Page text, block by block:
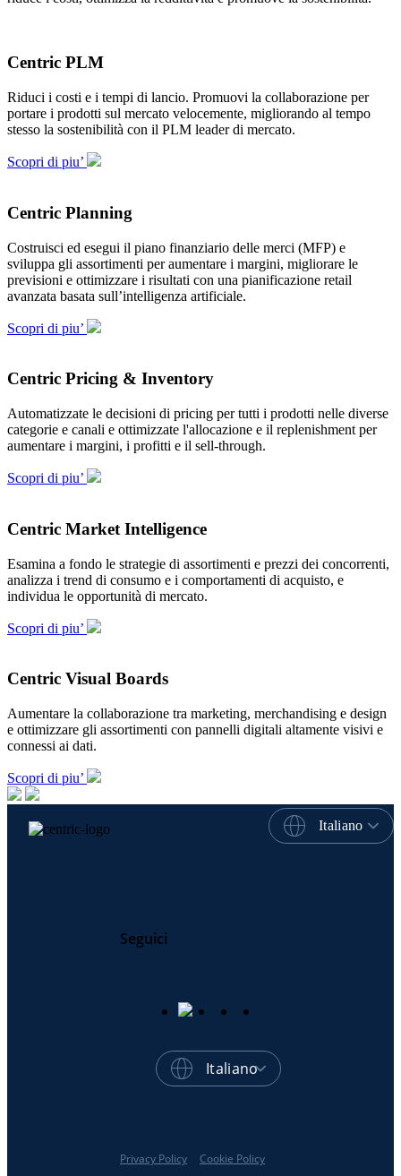
Centric PLM
Riduci i costi e i tempi di lancio. Promuovi la collaborazione per
portare i prodotti sul mercato velocemente, migliorando al tempo
stesso la sostenibilità con il PLM leader di mercato.
Scopri di piu’
Centric Planning
Costruisci ed esegui il piano finanziario delle merci (MFP) e
sviluppa gli assortimenti per aumentare i margini, migliorare le
previsioni e ottimizzare i risultati con una pianificazione retail
avanzata basata sull’intelligenza artificiale.
Scopri di piu’
Centric Pricing & Inventory
Automatizzate le decisioni di pricing per tutti i prodotti nelle diverse
categorie e canali e ottimizzate l'allocazione e il replenishment per
aumentare i margini, i profitti e il sell-through.
Scopri di piu’
Centric Market Intelligence
Esamina a fondo le strategie di assortimenti e prezzi dei concorrenti,
analizza i trend di consumo e i comportamenti di acquisto, e
individua le opportunità di mercato.
Scopri di piu’
Centric Visual Boards
Aumentare la collaborazione tra marketing, merchandising e design
e ottimizzare gli assortimenti con pannelli digitali altamente visivi e
connessi ai dati.
Scopri di piu’
Italiano
Seguici
Italiano
Privacy Policy Cookie Policy